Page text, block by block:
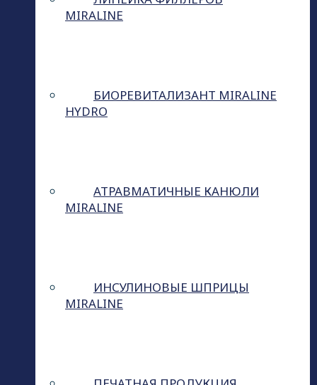
MIRALINE
БИОРЕВИТАЛИЗАНТ MIRALINE
HYDRO
АТРАВМАТИЧНЫЕ КАНЮЛИ
MIRALINE
ИНСУЛИНОВЫЕ ШПРИЦЫ
MIRALINE